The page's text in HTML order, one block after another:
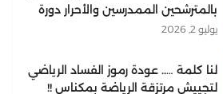
بالمترشحين الممدرسين والأحرار دورة
2026
يوليو 2, 2026
لنا كلمة ….. عودة رموز الفساد الرياضي
لتجييش مرتزقة الرياضة بمكناس !!